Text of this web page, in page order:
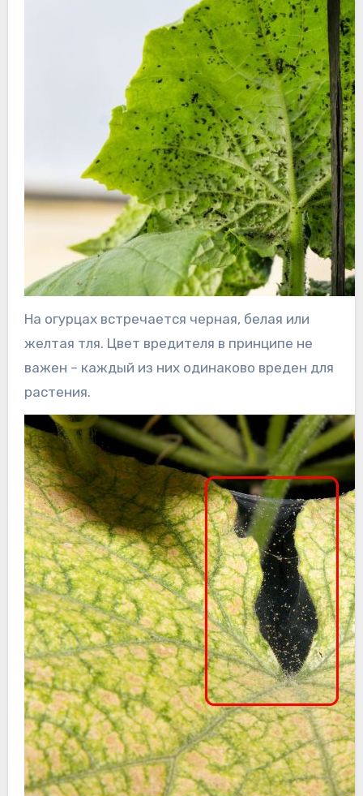
На огурцах встречается черная, белая или
желтая тля. Цвет вредителя в принципе не
важен – каждый из них одинаково вреден для
растения.